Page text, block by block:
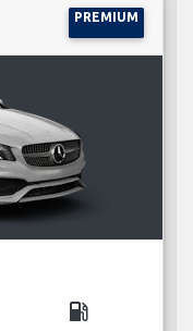
PREMIUM
local_gas_station